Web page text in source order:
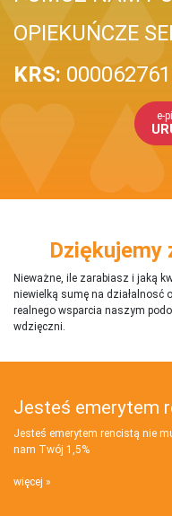
OPIEKUŃCZE
KRS:
e-
Dziękujemy
Nieważne, ile zarabiasz i jaką
niewielką sumę na działalnosć
realnego wsparcia naszym
wdzięczni.
Jesteś emerytem
Jesteś emerytem rencistą nie
nam Twój 1,5%
więcej